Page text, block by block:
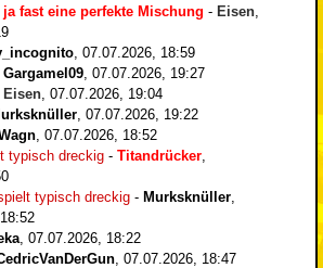
fast eine perfekte Mischung - Eisen
07.07.2026, 18:59
Gargamel09 07.07.2026, 19:27
Eisen 07.07.2026, 19:04
07.07.2026, 19:22
07.07.2026, 18:52
typisch dreckig - Titandrücker
typisch dreckig - Murksknüller
07.07.2026, 18:22
07.07.2026, 18:47